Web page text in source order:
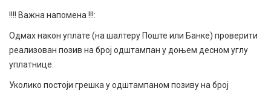
!!!! Важна напомена !!!:
Одмах након уплате (на шалтеру Поште или Банке) проверити
реализован позив на број одштампан у доњем десном углу
уплатнице.
Уколико постоји грешка у одштампаном позиву на број